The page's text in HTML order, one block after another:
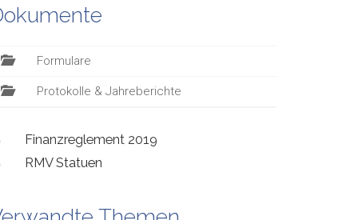
Formulare
Protokolle & Jahreberichte
Finanzreglement 2019
RMV Statuen